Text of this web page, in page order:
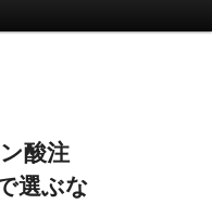
酸注
選ぶな